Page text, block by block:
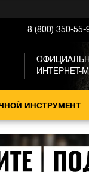
8 (800) 350-55-
ИНТЕРНЕТ-
ИНСТРУМЕНТ